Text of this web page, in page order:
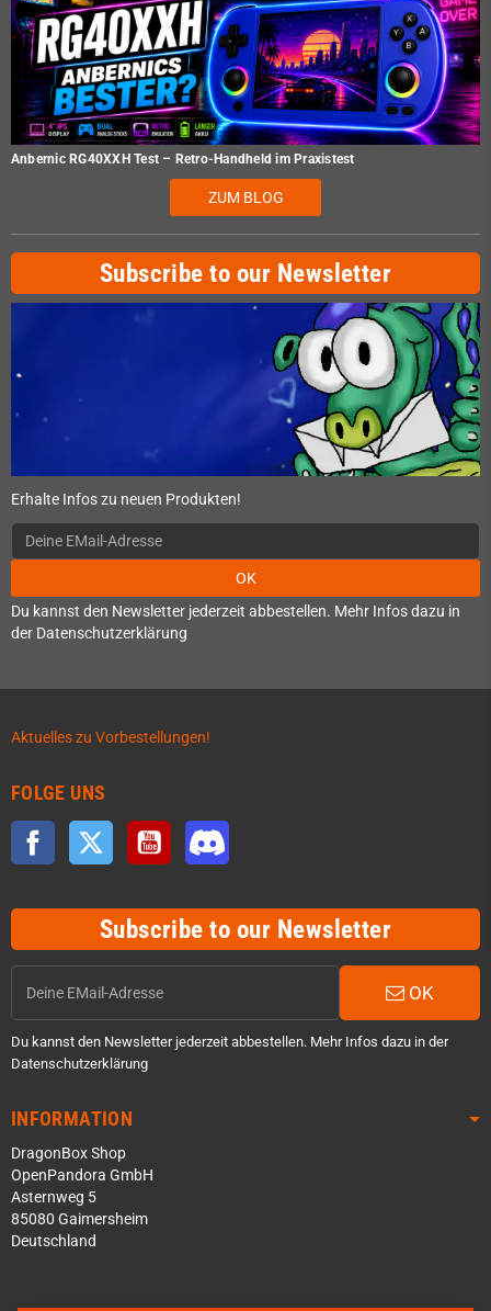
Anbernic RG40XXH Test – Retro-Handheld im Praxistest
ZUM BLOG
Subscribe to our Newsletter
Erhalte Infos zu neuen Produkten!
OK
Du kannst den Newsletter jederzeit abbestellen. Mehr Infos dazu in
der Datenschutzerklärung
Aktuelles zu Vorbestellungen!
FOLGE UNS
Facebook Twitter YouTube
Subscribe to our Newsletter
OK
Du kannst den Newsletter jederzeit abbestellen. Mehr Infos dazu in der
Datenschutzerklärung
INFORMATION
DragonBox Shop
OpenPandora GmbH
Asternweg 5
85080 Gaimersheim
Deutschland